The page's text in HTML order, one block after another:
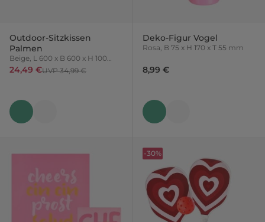
Outdoor-Sitzkissen
Palmen
Beige, L 600 x B 600 x H 100
mm
24,49 €UVP 34,99 €
Deko-Figur Vogel
Rosa, B 75 x H 170 x T 55 mm
8,99 €
-30%